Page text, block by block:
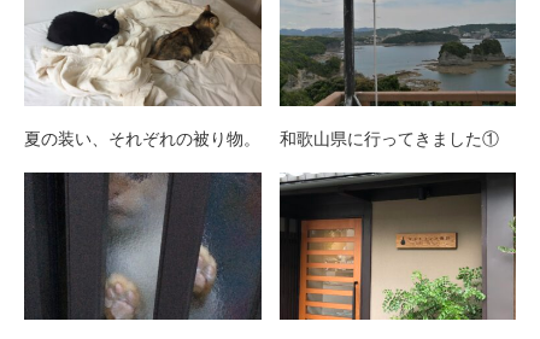
夏の装い、それぞれの被り物。 和歌山県に行ってきました①